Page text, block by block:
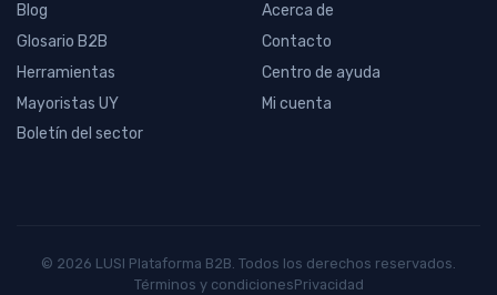
Blog
Glosario B2B
Herramientas
Mayoristas UY
Boletín del sector
Acerca de
Contacto
Centro de ayuda
Mi cuenta
© 2026 LUSI Plataforma B2B. Todos los derechos reservados.
Términos y condicionesPrivacidad